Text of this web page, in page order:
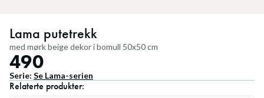
Lama putetrekk
med mørk beige dekor i bomull 50x50 cm
490
Serie: Se Lama-serien
Relaterte produkter: